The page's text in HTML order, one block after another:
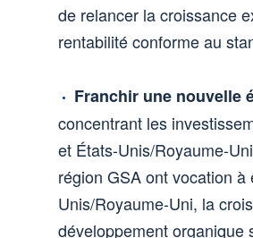
de relancer la croissance
rentabilité conforme au
Franchir une nouvelle
concentrant les
et États-Unis/Royaume-
région GSA ont vocation
Unis/Royaume-Uni, la
développement organique